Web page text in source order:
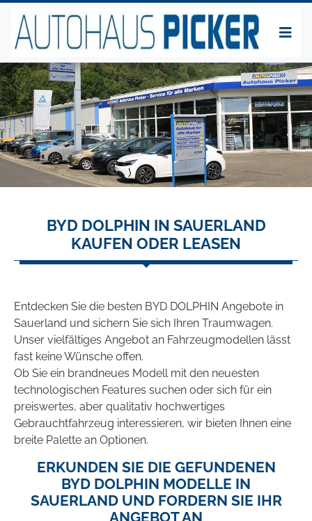
BYD DOLPHIN IN SAUERLAND
KAUFEN ODER LEASEN
Entdecken Sie die besten BYD DOLPHIN Angebote in
Sauerland und sichern Sie sich Ihren Traumwagen.
Unser vielfältiges Angebot an Fahrzeugmodellen lässt
fast keine Wünsche offen.
Ob Sie ein brandneues Modell mit den neuesten
technologischen Features suchen oder sich für ein
preiswertes, aber qualitativ hochwertiges
Gebrauchtfahrzeug interessieren, wir bieten Ihnen eine
breite Palette an Optionen.
ERKUNDEN SIE DIE GEFUNDENEN
BYD DOLPHIN MODELLE IN
SAUERLAND UND FORDERN SIE IHR
ANGEBOT AN